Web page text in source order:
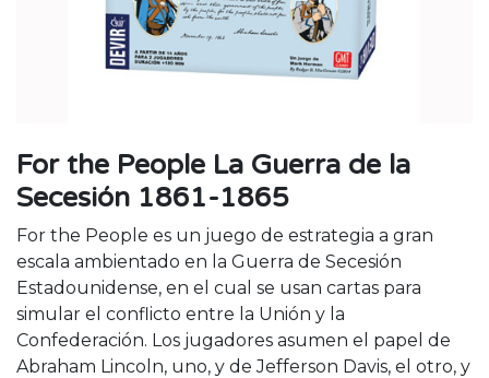
For the People La Guerra de la
Secesión 1861-1865
For the People es un juego de estrategia a gran
escala ambientado en la Guerra de Secesión
Estadounidense, en el cual se usan cartas para
simular el conflicto entre la Unión y la
Confederación. Los jugadores asumen el papel de
Abraham Lincoln, uno, y de Jefferson Davis, el otro, y